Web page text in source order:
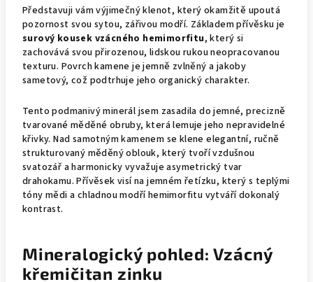
Představuji vám výjimečný klenot, který okamžitě upoutá
pozornost svou sytou, zářivou modří. Základem přívěsku je
surový kousek vzácného hemimorfitu, který si
zachovává svou přirozenou, lidskou rukou neopracovanou
texturu. Povrch kamene je jemně zvlněný a jakoby
sametový, což podtrhuje jeho organický charakter.
Tento podmanivý minerál jsem zasadila do jemné, precizně
tvarované měděné obruby, která lemuje jeho nepravidelné
křivky. Nad samotným kamenem se klene elegantní, ručně
strukturovaný měděný oblouk, který tvoří vzdušnou
svatozář a harmonicky vyvažuje asymetrický tvar
drahokamu. Přívěsek visí na jemném řetízku, který s teplými
tóny mědi a chladnou modří hemimorfitu vytváří dokonalý
kontrast.
Mineralogický pohled: Vzácný
křemičitan zinku